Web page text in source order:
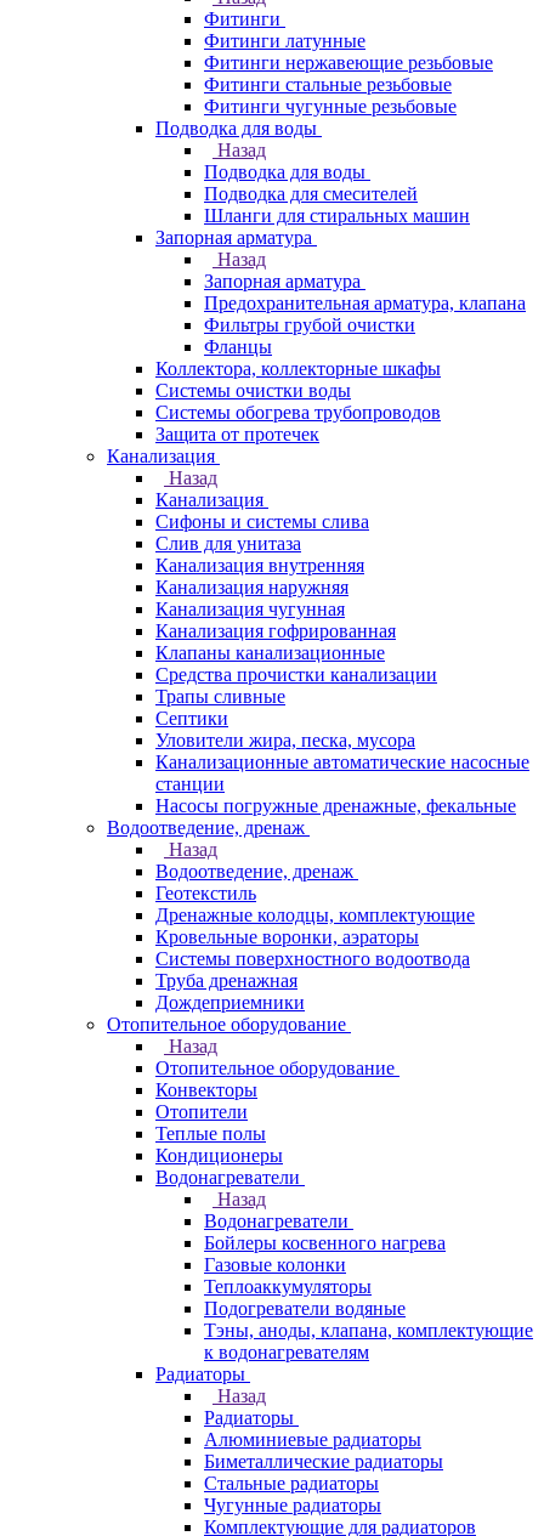
Фитинги
Фитинги латунные
Фитинги нержавеющие резьбовые
Фитинги стальные резьбовые
Фитинги чугунные резьбовые
Подводка для воды
Назад
Подводка для воды
Подводка для смесителей
Шланги для стиральных машин
Запорная арматура
Назад
Запорная арматура
Предохранительная арматура, клапана
Фильтры грубой очистки
Фланцы
Коллектора, коллекторные шкафы
Системы очистки воды
Системы обогрева трубопроводов
Защита от протечек
Канализация
Назад
Канализация
Сифоны и системы слива
Слив для унитаза
Канализация внутренняя
Канализация наружняя
Канализация чугунная
Канализация гофрированная
Клапаны канализационные
Средства прочистки канализации
Трапы сливные
Септики
Уловители жира, песка, мусора
Канализационные автоматические насосные
станции
Насосы погружные дренажные, фекальные
Водоотведение, дренаж
Назад
Водоотведение, дренаж
Геотекстиль
Дренажные колодцы, комплектующие
Кровельные воронки, аэраторы
Системы поверхностного водоотвода
Труба дренажная
Дождеприемники
Отопительное оборудование
Назад
Отопительное оборудование
Конвекторы
Отопители
Теплые полы
Кондиционеры
Водонагреватели
Назад
Водонагреватели
Бойлеры косвенного нагрева
Газовые колонки
Теплоаккумуляторы
Подогреватели водяные
Тэны, аноды, клапана, комплектующие
к водонагревателям
Радиаторы
Назад
Радиаторы
Алюминиевые радиаторы
Биметаллические радиаторы
Стальные радиаторы
Чугунные радиаторы
Комплектующие для радиаторов